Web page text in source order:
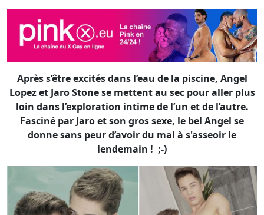
Après s’être excités dans l’eau de la piscine, Angel
Lopez et Jaro Stone se mettent au sec pour aller plus
loin dans l’exploration intime de l’un et de l’autre.
Fasciné par Jaro et son gros sexe, le bel Angel se
donne sans peur d’avoir du mal à s'asseoir le
lendemain ! ;-)